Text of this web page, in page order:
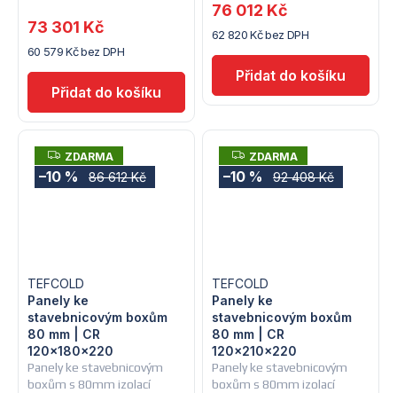
60 579 Kč bez DPH
73 301 Kč 62 820 Kč bez DPH
76 012 Kč
Z
D
A
R
ZDARMA
86 612 Kč
–10 %
Panely ke stavebnicovým
boxům s 80mm izolací
Panely ke
stavebnicovým boxům
80 mm | CR
120x180x220
TEFCOLD
Z
D
A
R
ZDARMA
92 408 Kč
–10 %
Panely ke stavebnicovým
boxům s 80mm izolací
Panely ke
stavebnicovým boxům
80 mm | CR
120x210x220
TEFCOLD